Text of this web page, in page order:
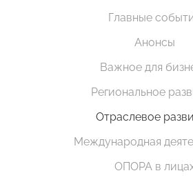
Главные
Анонсы
Важное для
Региональное
Отраслевое
Международная
ОПОРА в